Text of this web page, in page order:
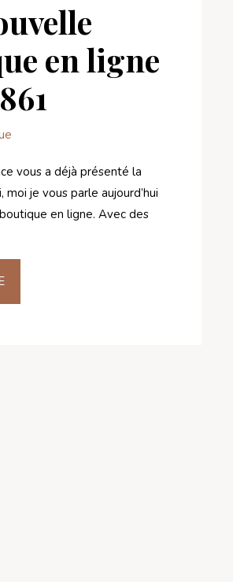
en ligne
vous a déjà présenté la
je vous parle aujourd’hui
en ligne. Avec des